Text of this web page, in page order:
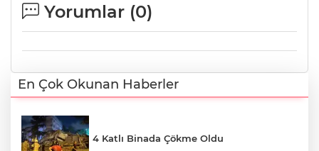
Yorumlar (0)
En Çok Okunan Haberler
4 Katlı Binada Çökme Oldu